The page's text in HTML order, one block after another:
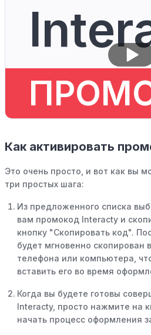
Как активировать
Это очень просто, и вот как вы
три простых шага:
Из предложенного списка
вам промокод Interacty и
кнопку "Скопировать код".
будет мгновенно скопирован
телефона или компьютера,
вставить его во время
Когда вы будете готовы
Interacty, просто нажмите на
начать процесс оформления